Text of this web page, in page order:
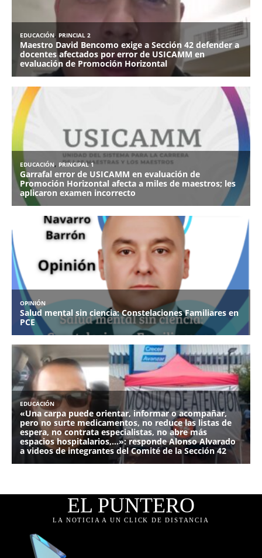
EL PUNTERO
LA NOTICIA A UN CLICK DE DISTANCIA